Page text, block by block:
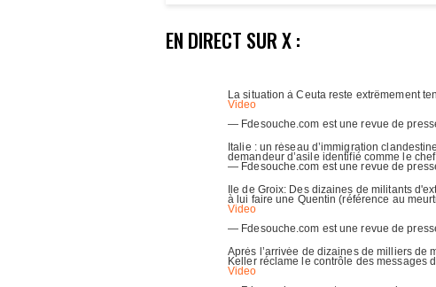
EN DIRECT SUR X :